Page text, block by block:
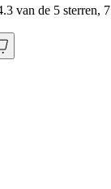
van de 5 sterren,